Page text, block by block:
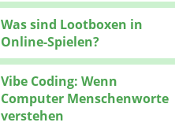
Was sind Lootboxen in
Online-Spielen?
Vibe Coding: Wenn
Computer Menschenworte
verstehen